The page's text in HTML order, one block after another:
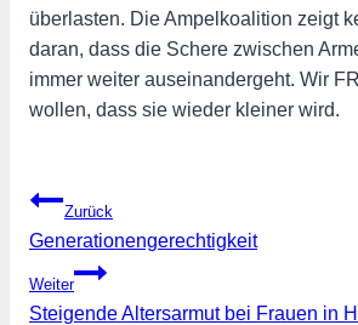
überlasten. Die Ampelkoalition zeigt
daran, dass die Schere zwischen
immer weiter auseinandergeht. Wir
wollen, dass sie wieder kleiner wird.
Beitragsnavigation
Zurück
Generationengerechtigkeit
Weiter
Steigende Altersarmut bei Frauen in